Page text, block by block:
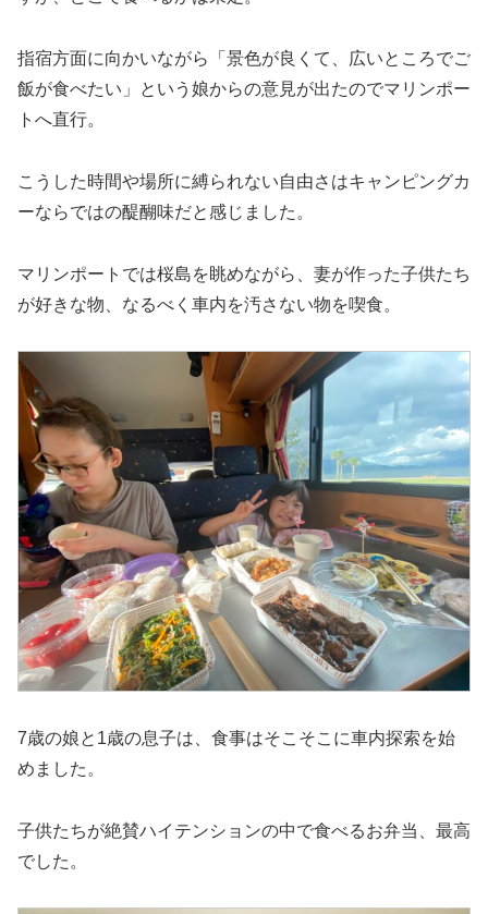
指宿方面に向かいながら「景色が良くて、広いところでご
飯が食べたい」という娘からの意見が出たのでマリンポー
トへ直行。
こうした時間や場所に縛られない自由さはキャンピングカ
ーならではの醍醐味だと感じました。
マリンポートでは桜島を眺めながら、妻が作った子供たち
が好きな物、なるべく車内を汚さない物を喫食。
7歳の娘と1歳の息子は、食事はそこそこに車内探索を始
めました。
子供たちが絶賛ハイテンションの中で食べるお弁当、最高
でした。